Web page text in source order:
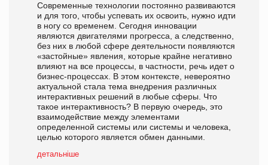
Современные технологии постоянно развиваются
и для того, чтобы успевать их освоить, нужно идти
в ногу со временем. Сегодня инновации
являются двигателями прогресса, а следственно,
без них в любой сфере деятельности появляются
«застойные» явления, которые крайне негативно
влияют на все процессы, в частности, речь идет о
бизнес-процессах. В этом контексте, невероятно
актуальной стала тема внедрения различных
интерактивных решений в любые сферы. Что
такое интерактивность? В первую очередь, это
взаимодействие между элементами
определенной системы или системы и человека,
целью которого является обмен данными.
детальніше